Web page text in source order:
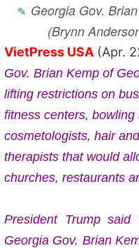
Georgia Gov.
(Brynn
VietPress USA (Apr.
Gov. Brian Kemp of
lifting restrictions on
fitness centers, bowling
cosmetologists, hair
therapists that would
churches, restaurants
President Trump said
Georgia Gov. Brian